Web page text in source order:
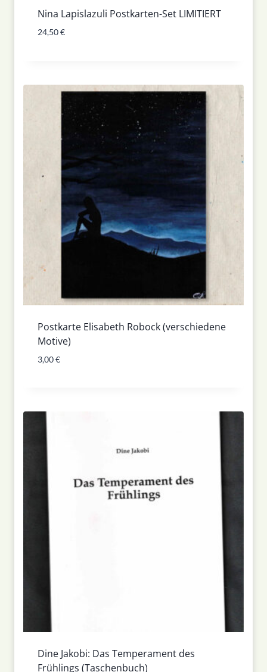
Nina Lapislazuli Postkarten-Set LIMITIERT
24,50€
Postkarte Elisabeth Robock (verschiedene
Motive)
3,00€
Dine Jakobi: Das Temperament des
Frühlings (Taschenbuch)